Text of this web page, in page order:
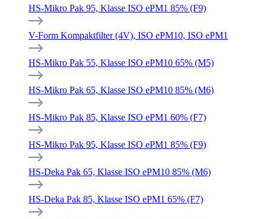
HS-Mikro Pak 95, Klasse ISO ePM1 85% (F9)
V-Form Kompaktfilter (4V), ISO ePM10, ISO ePM1
HS-Mikro Pak 55, Klasse ISO ePM10 65% (M5)
HS-Mikro Pak 65, Klasse ISO ePM10 85% (M6)
HS-Mikro Pak 85, Klasse ISO ePM1 60% (F7)
HS-Mikro Pak 95, Klasse ISO ePM1 85% (F9)
HS-Deka Pak 65, Klasse ISO ePM10 85% (M6)
HS-Deka Pak 85, Klasse ISO ePM1 65% (F7)